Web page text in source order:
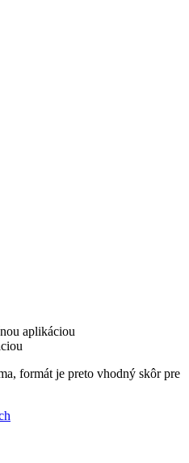
aplikáciou
formát je preto vhodný skôr pre